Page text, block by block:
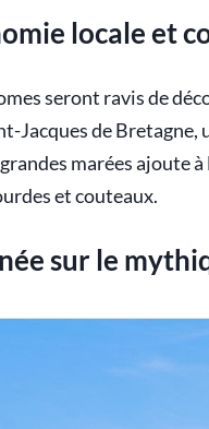
locale et
seront ravis de
Jacques de Bretagne,
marées ajoute
et couteaux.
sur le